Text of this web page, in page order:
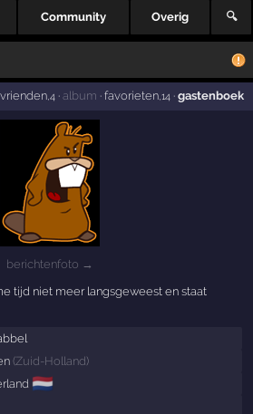
Community Overig 🔍
vrienden,4· album · favorieten,14· gastenboek
berichtenfoto →
tijd niet meer langsgeweest en staat
(Zuid-Holland)
🇳🇱